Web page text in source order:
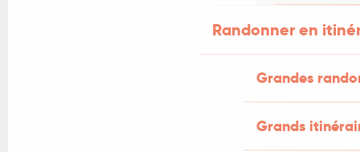
Randonner en
Grandes
Grands